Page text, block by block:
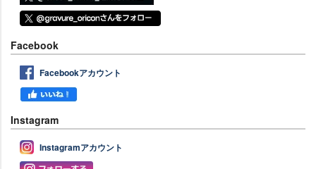
Facebook
Facebookアカウント
Instagram
Instagramアカウント